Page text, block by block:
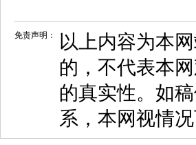
免责声明：
以上内容为本
的，不代表本
的真实性。如
系，本网视情